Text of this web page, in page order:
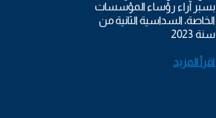
بسبر آراء رؤساء المؤسسات
الخاصة، السداسية الثانية من
سنة 2023
اقرأ المزيد